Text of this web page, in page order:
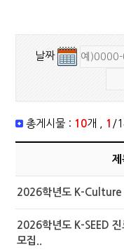
날짜
총게시물 : 10 개 , 1 /1
제
2026학년도 K-Culture
2026학년도 K-SEED
모집..